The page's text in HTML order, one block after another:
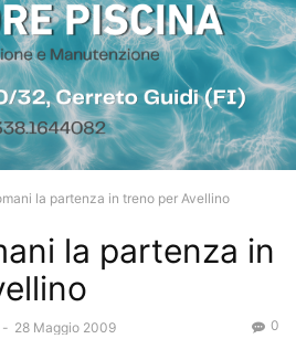
la partenza in treno per Avellino
la partenza in
- 28 Maggio 2009 0